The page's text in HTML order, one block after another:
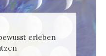
erleben